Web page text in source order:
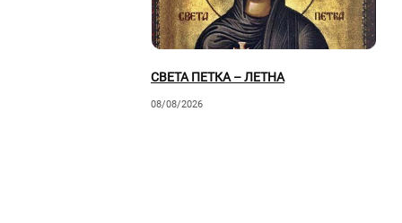
СВЕТА ПЕТКА – ЛЕТНА
08/08/2026